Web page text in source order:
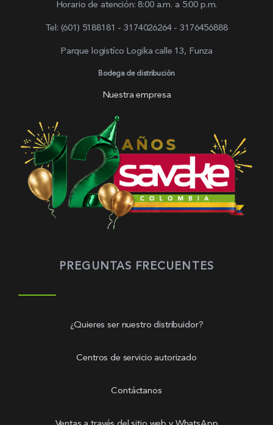
Horario de atención: 8:00 a.m. a 5:00 p.m.
Tel: (601) 5188181 - 3174026264 - 3176456888
Parque logistíco Logika calle 13, Funza
Bodega de distribución
Nuestra empresa
PREGUNTAS FRECUENTES
¿Quieres ser nuestro distribuidor?
Centros de servicio autorizado
Contáctanos